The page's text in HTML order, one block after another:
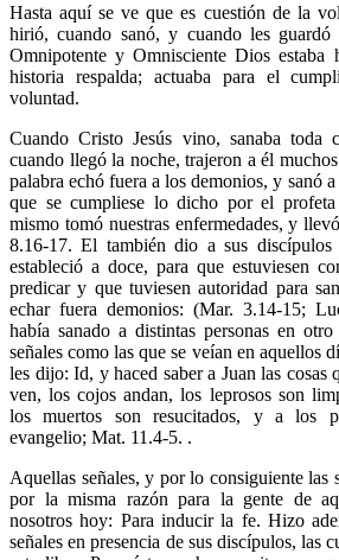
Hasta aquí se ve que es cuestión de la
hirió, cuando sanó, y cuando les guardó
Omnipotente y Omnisciente Dios estaba
historia respalda; actuaba para el
voluntad.
Cuando Cristo Jesús vino, sanaba toda
cuando llegó la noche, trajeron a él
palabra echó fuera a los demonios, y sanó
que se cumpliese lo dicho por el
mismo tomó nuestras enfermedades, y
8.16-17. El también dio a sus
estableció a doce, para que estuviesen
predicar y que tuviesen autoridad para
echar fuera demonios: (Mar. 3.14-15;
había sanado a distintas personas en
señales como las que se veían en aquellos
les dijo: Id, y haced saber a Juan las cosas
ven, los cojos andan, los leprosos son
los muertos son resucitados, y a los
evangelio; Mat. 11.4-5. .
Aquellas señales, y por lo consiguiente las
por la misma razón para la gente de
nosotros hoy: Para inducir la fe. Hizo
señales en presencia de sus discípulos, las